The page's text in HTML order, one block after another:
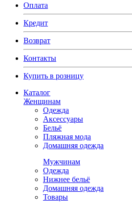
Оплата
Кредит
Возврат
Контакты
Купить в розницу
Каталог
Женщинам
Одежда
Аксессуары
Бельё
Пляжная мода
Домашняя одежда
Мужчинам
Одежда
Нижнее бельё
Домашняя одежда
Товары